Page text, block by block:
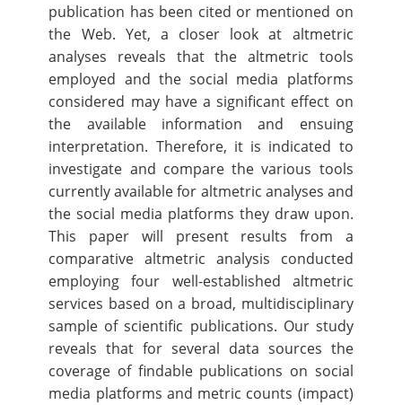
publication has been cited or mentioned on
the Web. Yet, a closer look at altmetric
analyses reveals that the altmetric tools
employed and the social media platforms
considered may have a significant effect on
the available information and ensuing
interpretation. Therefore, it is indicated to
investigate and compare the various tools
currently available for altmetric analyses and
the social media platforms they draw upon.
This paper will present results from a
comparative altmetric analysis conducted
employing four well-established altmetric
services based on a broad, multidisciplinary
sample of scientific publications. Our study
reveals that for several data sources the
coverage of findable publications on social
media platforms and metric counts (impact)